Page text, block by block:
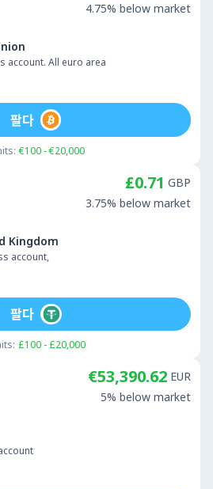
account. All euro area
4.75% below market
€100 - €20,000
팔다
Kingdom
account,
£0.71 GBP
3.75% below market
£100 - £20,000
팔다
€53,390.62 EUR
5% below market